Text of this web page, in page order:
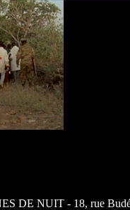
DE NUIT - 18, rue